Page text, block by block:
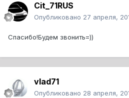
Cit_71RUS
Опубликовано 27 апреля,
Спасибо!Будем звонить=))
vlad71
Опубликовано 28 апреля,